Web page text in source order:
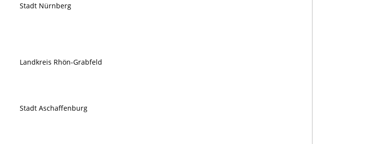
Stadt Nürnberg
Landkreis Rhön-Grabfeld
Stadt Aschaffenburg